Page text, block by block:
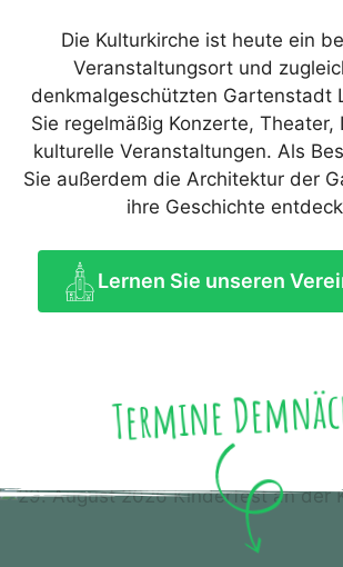
Die Kulturkirche ist heute ein
Veranstaltungsort und
denkmalgeschützten Gartenstadt
Sie regelmäßig Konzerte, Theater,
kulturelle Veranstaltungen. Als
Sie außerdem die Architektur der
ihre Geschichte
Lernen Sie unseren
Termine